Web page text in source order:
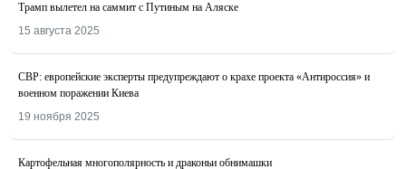
Трамп вылетел на саммит с Путиным на Аляске
15 августа 2025
СВР: европейские эксперты предупреждают о крахе проекта «Антироссия» и
военном поражении Киева
19 ноября 2025
Картофельная многополярность и драконьи обнимашки